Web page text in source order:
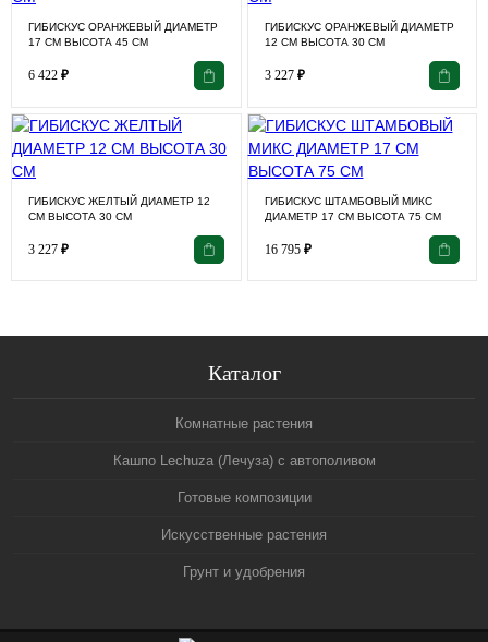
ГИБИСКУС ОРАНЖЕВЫЙ ДИАМЕТР
17 СМ ВЫСОТА 45 СМ
6 422 ₽
ГИБИСКУС ОРАНЖЕВЫЙ ДИАМЕТР
12 СМ ВЫСОТА 30 СМ
3 227 ₽
ГИБИСКУС ЖЕЛТЫЙ ДИАМЕТР 12
СМ ВЫСОТА 30 СМ
3 227 ₽
ГИБИСКУС ШТАМБОВЫЙ МИКС
ДИАМЕТР 17 СМ ВЫСОТА 75 СМ
16 795 ₽
Каталог
Комнатные растения
Кашпо Lechuza (Лечуза) с автополивом
Готовые композиции
Искусственные растения
Грунт и удобрения